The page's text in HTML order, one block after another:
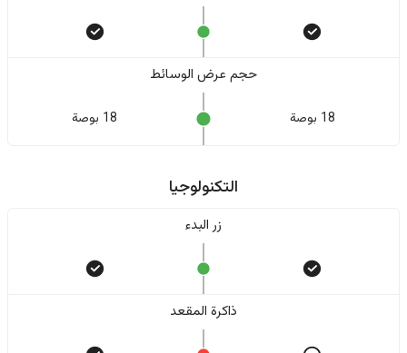
حجم عرض الوسائط
18 بوصة 18 بوصة
التكنولوجيا
زر البدء
ذاكرة المقعد